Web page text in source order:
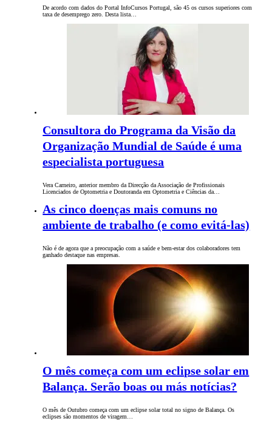
De acordo com dados do Portal InfoCursos Portugal, são 45 os cursos superiores com
taxa de desemprego zero. Desta lista…
Consultora do Programa da Visão da
Organização Mundial de Saúde é uma
especialista portuguesa
Vera Carneiro, anterior membro da Direcção da Associação de Profissionais
Licenciados de Optometria e Doutoranda em Optometria e Ciências da…
As cinco doenças mais comuns no
ambiente de trabalho (e como evitá-las)
Não é de agora que a preocupação com a saúde e bem-estar dos colaboradores tem
ganhado destaque nas empresas.
O mês começa com um eclipse solar em
Balança. Serão boas ou más notícias?
O mês de Outubro começa com um eclipse solar total no signo de Balança. Os
eclipses são momentos de viragem…